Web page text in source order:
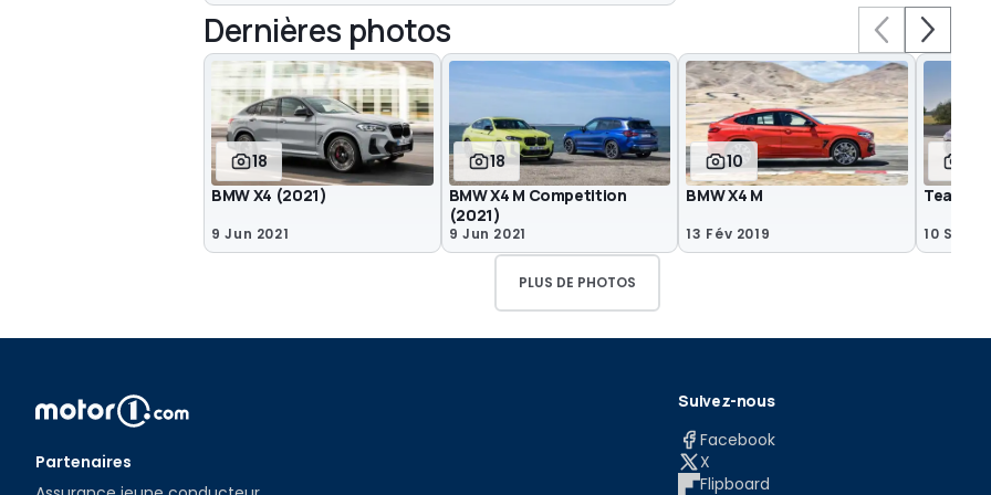
Dernières photos
18
BMW X4 (2021)
9 Jun 2021
18
BMW X4 M Competition
(2021)
9 Jun 2021
10
BMW X4 M
13 Fév 2019
Teaser -
10 Sep
PLUS DE PHOTOS
Partenaires
Suivez-nous
Facebook
X
Flipboard